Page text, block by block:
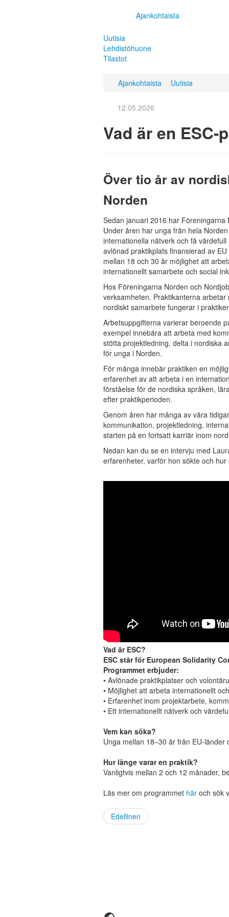
Ajankohtaista
Uutisia
Lehdistöhuone
Tilastot
Ajankohtaista Uutisia
12.05.2026
Vad är en ESC-
Över tio år av
Norden
Sedan januari 2016 har
Under åren har unga från hela
internationella nätverk och få
avlönad praktikplats finansierad av
mellan 18 och 30 år möjlighet att
internationellt samarbete och social
Hos Föreningarna Norden och
verksamheten. Praktikanterna
nordiskt samarbete fungerar i
Arbetsuppgifterna varierar beroende
exempel innebära att arbeta med
stötta projektledning, delta i nordiska
för unga i Norden.
För många innebär praktiken en
erfarenhet av att arbeta i en
förståelse för de nordiska språken,
efter praktikperioden.
Genom åren har många av våra
kommunikation, projektledning,
starten på en fortsatt karriär inom
Nedan kan du se en intervju med
erfarenheter, varför hon sökte och
Vad är ESC?
ESC står för European Solidarity
Programmet erbjuder:
• Avlönade praktikplatser och
• Möjlighet att arbeta internationellt
• Erfarenhet inom projektarbete,
• Ett internationellt nätverk och
Vem kan söka?
Unga mellan 18–30 år från EU-länder
Hur länge varar en praktik?
Vanligtvis mellan 2 och 12 månader,
Läs mer om programmet här och sök
Edellinen